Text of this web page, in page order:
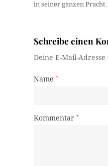
in seiner ganzen
Schreibe einen
Deine E-Mail-
Name*
Kommentar*